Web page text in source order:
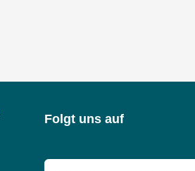
Folgt uns auf